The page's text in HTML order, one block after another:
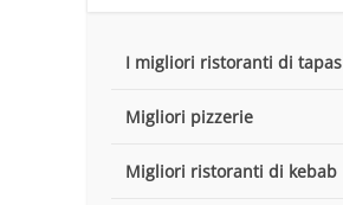
I migliori ristoranti di tapas
Migliori pizzerie
Migliori ristoranti di kebab